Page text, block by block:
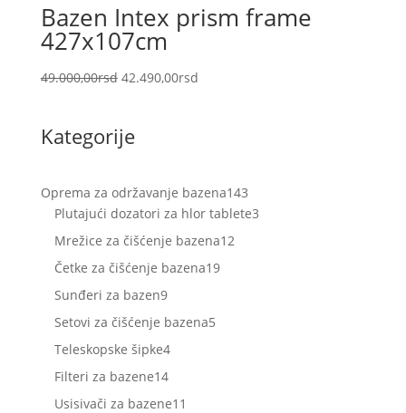
Bazen Intex prism frame
427x107cm
49.000,00rsd Originalna
bila:
42.490,00rsdTrenutna
Kategorije
Oprema za održavanje bazena143143
proizvoda
Plutajući dozatori za hlor tablete33
Mrežice za čišćenje bazena1212
Četke za čišćenje bazena1919
Sunđeri za bazen99
proizvoda
Setovi za čišćenje bazena55
Teleskopske šipke44
Filteri za bazene1414
proizvoda
Usisivači za bazene11